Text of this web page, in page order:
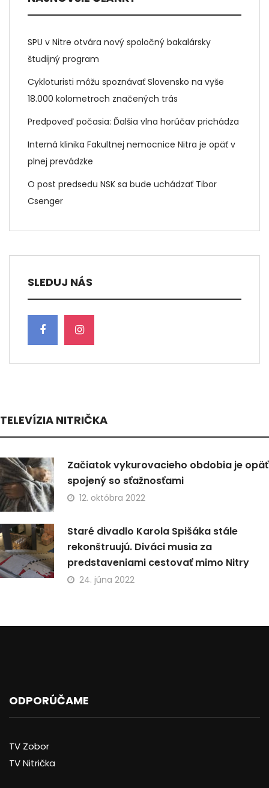
SPU v Nitre otvára nový spoločný bakalársky
študijný program
Cykloturisti môžu spoznávať Slovensko na vyše
18.000 kolometroch značených trás
Predpoveď počasia: Ďalšia vlna horúčav prichádza
Interná klinika Fakultnej nemocnice Nitra je opäť v
plnej prevádzke
O post predsedu NSK sa bude uchádzať Tibor
Csenger
SLEDUJ NÁS
TELEVÍZIA NITRIČKA
Začiatok vykurovacieho obdobia je opäť
spojený so sťažnosťami
12. októbra 2022
Staré divadlo Karola Spišáka stále
rekonštruujú. Diváci musia za
predstaveniami cestovať mimo Nitry
24. júna 2022
ODPORÚČAME
TV Zobor
TV Nitrička